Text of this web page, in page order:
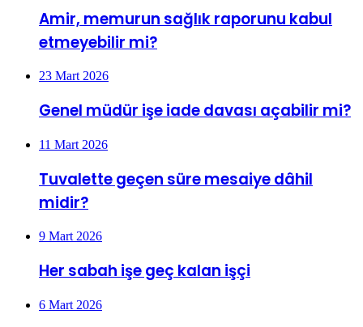
Amir, memurun sağlık raporunu kabul
etmeyebilir mi?
23 Mart 2026
Genel müdür işe iade davası açabilir mi?
11 Mart 2026
Tuvalette geçen süre mesaiye dâhil
midir?
9 Mart 2026
Her sabah işe geç kalan işçi
6 Mart 2026